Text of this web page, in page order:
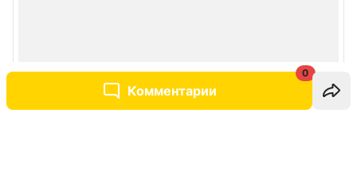
Комментарии
0